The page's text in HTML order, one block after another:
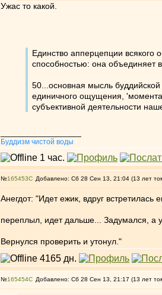
Ужас то какой.
Единство апперцепции всякого
способностью: она
50...основная мысль
единичного ощущения,
субъективной деятельности
Буддизм чистой воды
№165453 Добавлено: Сб 28 Сен 13, 21:04 (13 лет
Анегдот: "Идет ежик, вдруг встретилась
переплыл, идет дальше... Задумался, а
Вернулся проверить и утонул."
№165454 Добавлено: Сб 28 Сен 13, 21:17 (13 лет